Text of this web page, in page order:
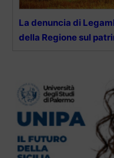
La denuncia di
della Regione sul